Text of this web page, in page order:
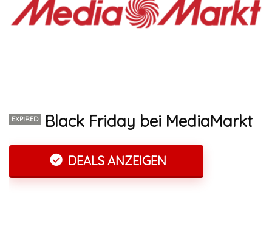
EXPIRED Black Friday bei MediaMarkt
DEALS ANZEIGEN